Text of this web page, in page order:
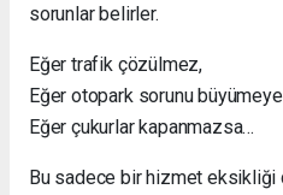
sorunlar belirler.
Eğer trafik çözülmez,
Eğer otopark sorunu
Eğer çukurlar kapanmazsa…
Bu sadece bir hizmet eksikliği